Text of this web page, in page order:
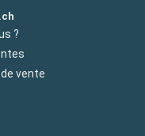
?
vente